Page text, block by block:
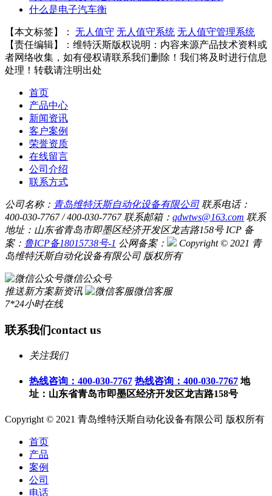
什么是电子汽车衡
【本文标签】： 无人值守 无人值守系统 无人值守管理系统
【责任编辑】： 维特沃斯版权说明：内容来源产品技术资料或
者网络收集，如有侵权请联系我们删除！我们将及时进行信息
处理！转载请注明出处
首页
产品中心
新闻资讯
客户案例
荣誉资质
在线留言
公司介绍
联系方式
公司名称： 青岛维特沃斯自动化设备有限公司 联系电话：
400-030-7767 / 400-030-7767 联系邮箱： qdwtws@163.com 联系
地址：山东省青岛市即墨区经济开发区龙吉路158号 ICP 备
案： 鲁ICP备18015738号-1 公网备案：
Copyright © 2021 青
岛维特沃斯自动化设备有限公司 版权所有
微信公众号
推送新方案新资讯
微信客服
7*24小时在线
联系我们contact us
关注我们
热线咨询：400-030-7767 热线咨询：400-030-7767 地
址：山东省青岛市即墨区经济开发区龙吉路158号
Copyright © 2021 青岛维特沃斯自动化设备有限公司 版权所有
首页
产品
案例
公司
电话